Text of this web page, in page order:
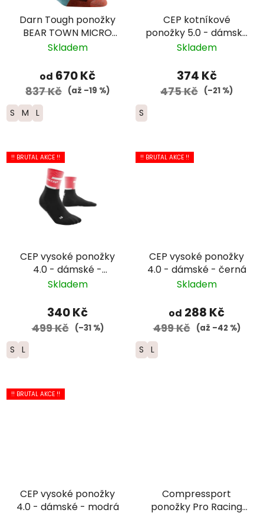
Darn Tough ponožky
BEAR TOWN MICRO
CREW Lightweight
hnědé
Skladem
od 670 Kč
837 Kč (až –19 %)
S M L
CEP kotníkové
ponožky 5.0 - dámské
- žlutá/červená
Skladem
374 Kč
475 Kč (–21 %)
S
!! BRUTAL AKCE !!
CEP vysoké ponožky
4.0 - dámské -
růžová/černá
Skladem
340 Kč
499 Kč (–31 %)
S L
!! BRUTAL AKCE !!
CEP vysoké ponožky
4.0 - dámské - černá
Skladem
od 288 Kč
499 Kč (až –42 %)
S L
!! BRUTAL AKCE !!
CEP vysoké ponožky
4.0 - dámské - modrá
Compressport
ponožky Pro Racing